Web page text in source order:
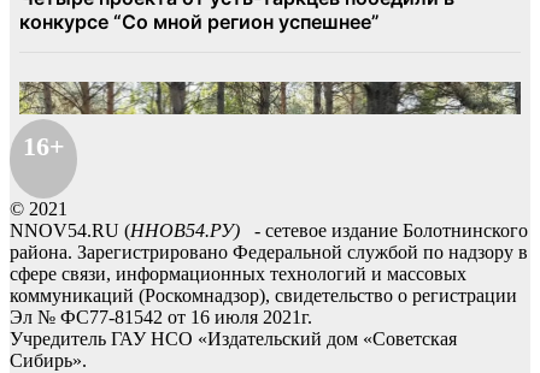
16+
© 2021
NNOV54.RU (ННОВ54.РУ) - сетевое издание Болотнинского
района. Зарегистрировано Федеральной службой по надзору в
сфере связи, информационных технологий и массовых
коммуникаций (Роскомнадзор), свидетельство о регистрации
Эл № ФС77-81542 от 16 июля 2021г.
Учредитель ГАУ НСО «Издательский дом «Советская
Сибирь».